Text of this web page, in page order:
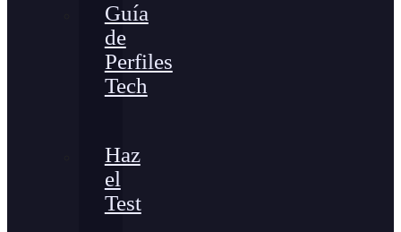
Guía
de
Perfiles
Tech
Haz
el
Test